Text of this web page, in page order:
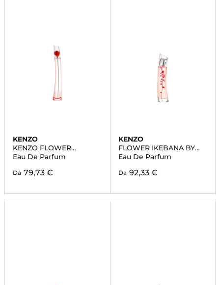
KENZO
KENZO FLOWER
L'ABSOLUE
Eau De Parfum
Da 79,73 €
KENZO
FLOWER IKEBANA BY
KENZO
Eau De Parfum
Da 92,33 €